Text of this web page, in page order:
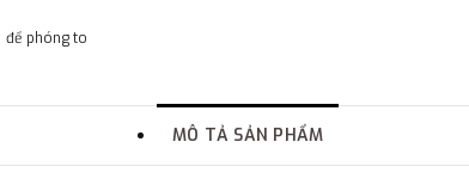
để phóng to
một phần giá trị đơn
- Showroom Thanh
MÔ TẢ SẢN PHẨM